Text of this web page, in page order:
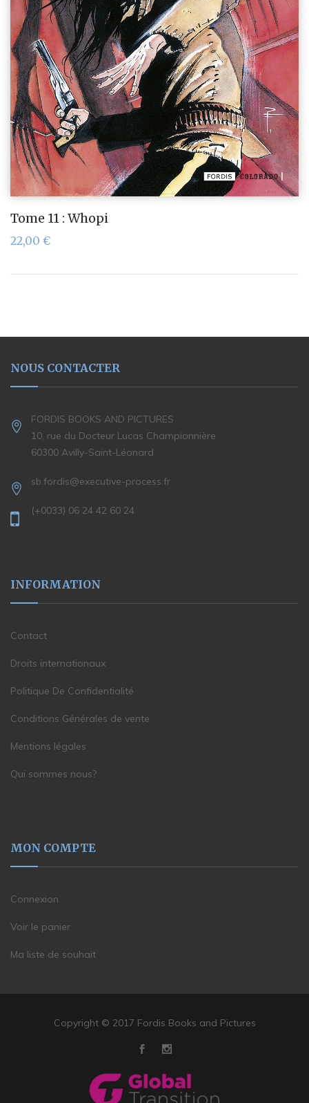
Tome 11 : Whopi
22,00 €
NOUS CONTACTER
FORDIS BOOKS AND PICTURES
10, rue du Docteur Lucas Championnière
60300 Avilly-Saint-Léonard
sb.fordis@executive-process.fr
(+0033) 06 24 42 60 24
INFORMATION
Contact
Droits internationaux
Politique De Confidentialité
Conditions Générales de vente
Mentions légales
Qui sommes nous?
MON COMPTE
Connexion
Voir le panier
Ma liste de souhait
Copyright © 2017 Fordis Books and Pictures